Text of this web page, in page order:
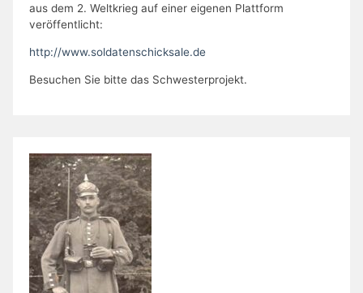
aus dem 2. Weltkrieg auf einer eigenen Plattform
veröffentlicht:
http://www.soldatenschicksale.de
Besuchen Sie bitte das Schwesterprojekt.